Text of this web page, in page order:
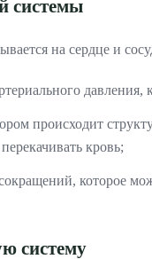
системы
на сердце и
происходит
кровь;
которое
систему